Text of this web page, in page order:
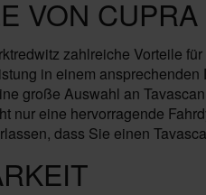
VON
zahlreiche Vorteile
in einem
große Auswahl an
nur eine hervorragende
dass Sie einen